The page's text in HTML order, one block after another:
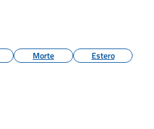
Morte Estero